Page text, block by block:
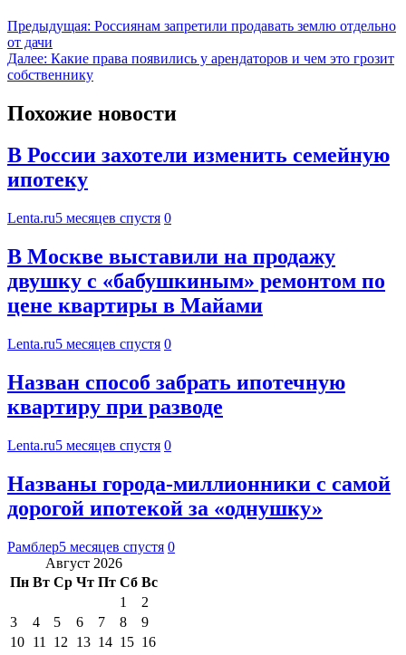
Предыдущая: Россиянам запретили продавать землю отдельно
от дачи
Далее: Какие права появились у арендаторов и чем это грозит
собственнику
Похожие новости
В России захотели изменить семейную
ипотеку
Lenta.ru5 месяцев спустя 0
В Москве выставили на продажу
двушку с «бабушкиным» ремонтом по
цене квартиры в Майами
Lenta.ru5 месяцев спустя 0
Назван способ забрать ипотечную
квартиру при разводе
Lenta.ru5 месяцев спустя 0
Названы города-миллионники с самой
дорогой ипотекой за «однушку»
Рамблер5 месяцев спустя 0
Август 2026
Пн Вт Ср Чт Пт Сб Вс
1
2
3
4 5 6 7 8
9
10 11 12 13 14 15 16